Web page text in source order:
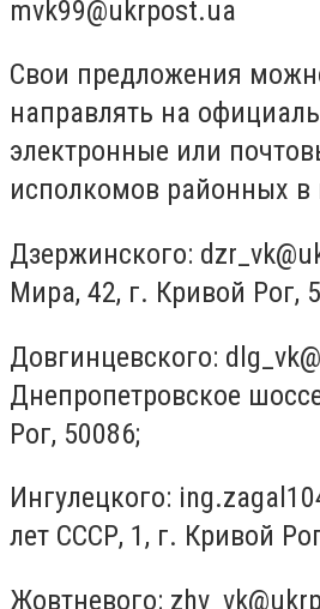
mvk99@ukrpost.ua
Свои предложения
направлять на
электронные или
исполкомов районных в
Дзержинского:
Мира, 42, г. Кривой Рог,
Довгинцевского:
Днепропетровское
Рог, 50086;
Ингулецкого:
лет СССР, 1, г. Кривой
Жовтневого: